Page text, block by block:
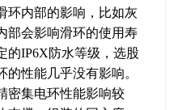
环内部的影响，比如灰
部会影响滑环的使用寿
的IP6X防水等级，选股
性能几乎没有影响。
密集电环性能影响较